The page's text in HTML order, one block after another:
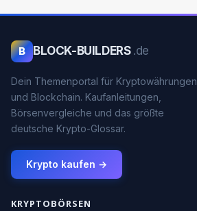
B BLOCK-BUILDERS .de
Dein Themenportal für Kryptowährungen
und Blockchain. Kaufanleitungen,
Börsenvergleiche und das größte
deutsche Krypto-Glossar.
Krypto kaufen →
KRYPTOBÖRSEN